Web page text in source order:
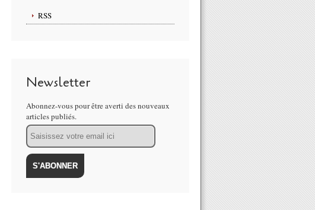
RSS
Newsletter
Abonnez-vous pour être averti des nouveaux
articles publiés.
Email